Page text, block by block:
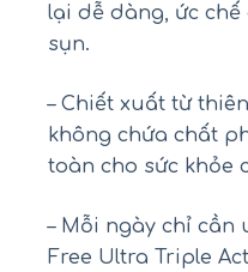
lại dễ dàng, ức
sụn.
– Chiết xuất từ
không chứa chất
toàn cho sức khỏe
– Mỗi ngày chỉ cần
Free Ultra Triple